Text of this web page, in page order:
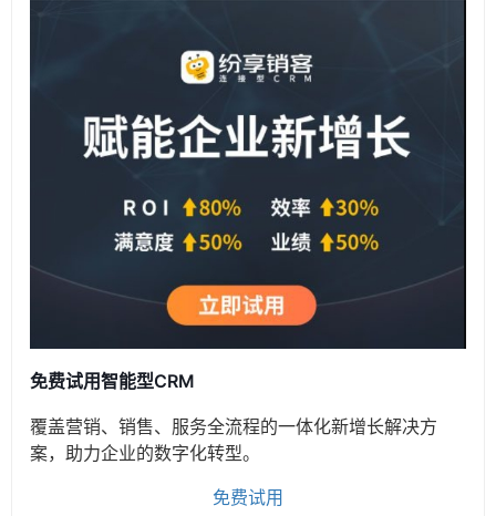
免费试用智能型CRM
覆盖营销、销售、服务全流程的一体化新增长解决方
案，助力企业的数字化转型。
免费试用